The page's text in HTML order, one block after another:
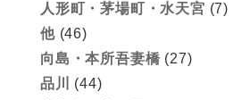
人形町・茅場町・水天宮 (7)
他(46)
向島・本所吾妻橋 (27)
品川
(44)